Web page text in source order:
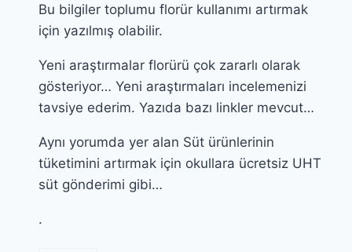
Bu bilgiler toplumu florür kullanımı artırmak
için yazılmış olabilir.
Yeni araştırmalar florürü çok zararlı olarak
gösteriyor… Yeni araştırmaları incelemenizi
tavsiye ederim. Yazıda bazı linkler mevcut…
Aynı yorumda yer alan Süt ürünlerinin
tüketimini artırmak için okullara ücretsiz UHT
süt gönderimi gibi…
.